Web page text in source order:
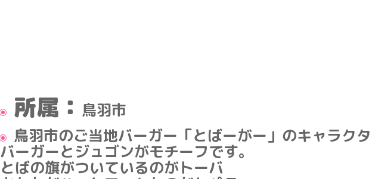
所属： 鳥羽市
鳥羽市のご当地バーガー「とばーがー」のキャラク
バーガーとジュゴンがモチーフです。
とばの旗がついているのがトーバ